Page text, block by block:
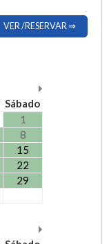
VER /RESERVAR ⇒
Sábado
1
8
15
22
29